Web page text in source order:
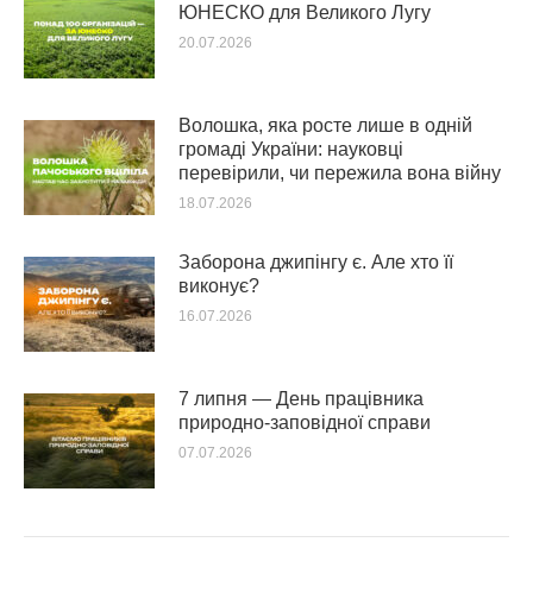
ЮНЕСКО для Великого Лугу
20.07.2026
Волошка, яка росте лише в одній
громаді України: науковці
перевірили, чи пережила вона війну
18.07.2026
Заборона джипінгу є. Але хто її
виконує?
16.07.2026
7 липня — День працівника
природно-заповідної справи
07.07.2026